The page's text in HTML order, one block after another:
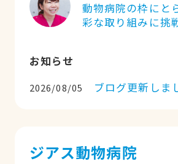
動物病院の枠にと
彩な取り組みに挑
お知らせ
2026/08/05 ブログ更新しま
ジアス動物病院